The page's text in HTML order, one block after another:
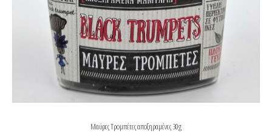
Μαύρες Τρομπέτες αποξηραμένες 30g